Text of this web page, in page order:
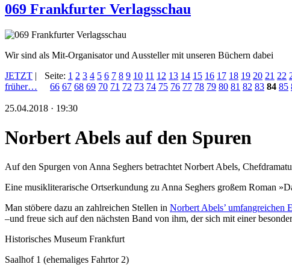
069 Frankfurter Verlagsschau
Wir sind als Mit-Organisator und Aussteller mit unseren Büchern dabei
JETZT |
früher…
Seite: 1 2 3 4 5 6 7 8 9 10 11 12 13 14 15 16 17 18 19 20 21 22
66 67 68 69 70 71 72 73 74 75 76 77 78 79 80 81 82 83 84 85
25.04.2018 · 19:30
Norbert Abels auf den Spuren
Auf den Spurgen von Anna Seghers betrachtet Norbert Abels,
Eine musikliterarische Ortserkundung zu Anna Seghers großem Roman
Man stöbere dazu an zahlreichen Stellen in Norbert Abels’ umfangreichen
–und freue sich auf den nächsten Band von ihm, der sich mit einer
Historisches Museum Frankfurt
Saalhof 1 (ehemaliges Fahrtor 2)